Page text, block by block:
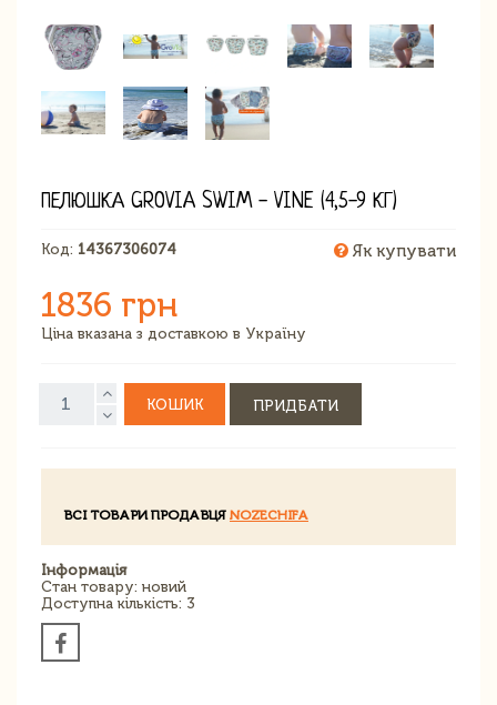
ПЕЛЮШКА GROVIA SWIM - VINE (4,5-9 КГ)
Код: 14367306074 Як купувати
1836 грн
Ціна вказана з доставкою в Україну
КОШИК ПРИДБАТИ
ВСІ ТОВАРИ ПРОДАВЦЯ NOZECHIFA
Інформація
Стан товару: новий
Доступна кількість: 3